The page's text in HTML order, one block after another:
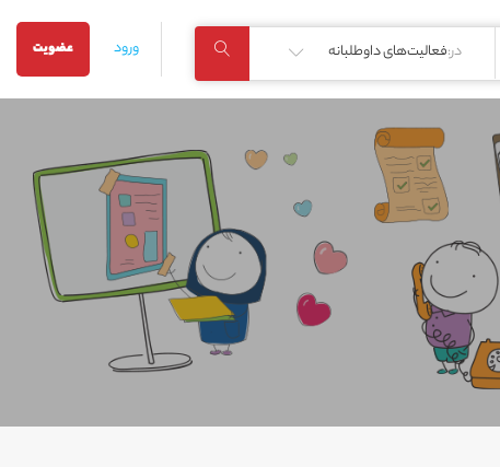
ورود عضویت در:فعالیت‌های داوطلبانه